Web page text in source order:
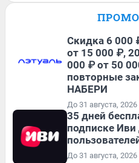
Скидка 6 000
от 15 000 ₽,
000 ₽ от 50
повторные
НАБЕРИ
До 31 августа, 2026
35 дней
подписке
До 31 августа, 2026